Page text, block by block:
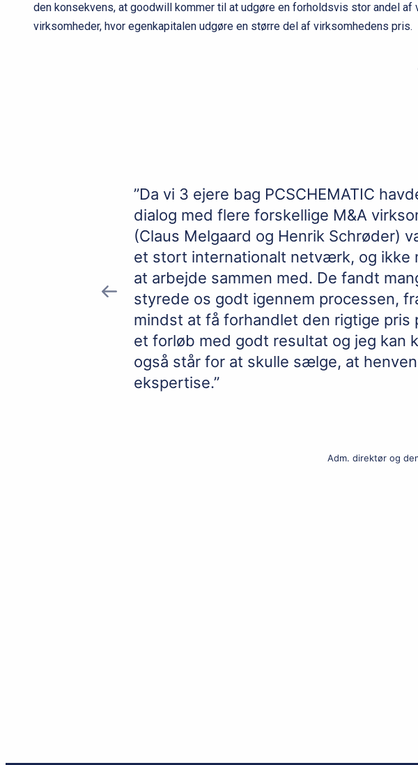
den konsekvens, at goodwill kommer til at udgøre en forholdsvis stor andel
virksomheder, hvor egenkapitalen udgøre en større del af virksomhedens pris.
”Da vi 3 ejere bag PCSCHEMATIC
dialog med flere forskellige M&A
(Claus Melgaard og Henrik Schrøder)
et stort internationalt netværk, og ikke
at arbejde sammen med. De fandt
styrede os godt igennem processen,
mindst at få forhandlet den rigtige
et forløb med godt resultat og jeg kan
også står for at skulle sælge, at
ekspertise.”
Adm. direktør og